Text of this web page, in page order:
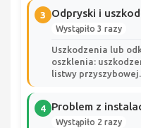
3 Odpryski i
Wystąpiło 3 razy
Uszkodzenia lub
oszklenia:
listwy przyszybowej.
4 Problem z
Wystąpiło 2 razy